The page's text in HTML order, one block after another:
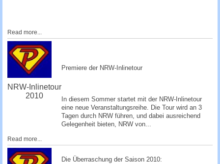
Read more...
NRW-Inlinetour
2010
Premiere der NRW-Inlinetour
In diesem Sommer startet mit der NRW-Inlinetour
eine neue Veranstaltungsreihe. Die Tour wird an 3
Tagen durch NRW führen, und dabei ausreichend
Gelegenheit bieten, NRW von...
Read more...
Die Überraschung der Saison 2010: